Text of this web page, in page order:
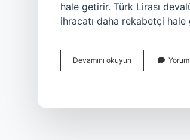
hale getirir. Türk Lirası
ihracatı daha rekabetçi
Devamını okuyun Devalüasyon
Sonrası